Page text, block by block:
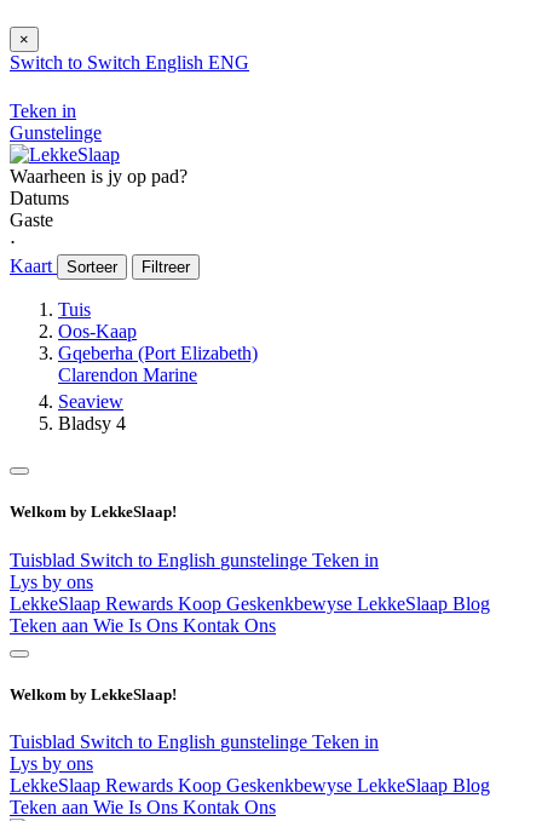
×
Switch to Switch English ENG
Teken in
Gunstelinge
Waarheen is jy op pad?
Datums
Gaste
⋅
Kaart
Sorteer Filtreer
Tuis
Oos-Kaap
Gqeberha (Port Elizabeth)
Clarendon Marine
Seaview
Bladsy 4
Welkom by LekkeSlaap!
Tuisblad Switch to English gunstelinge Teken in
Lys by ons
LekkeSlaap Rewards Koop Geskenkbewyse LekkeSlaap Blog
Teken aan Wie Is Ons Kontak Ons
Welkom by LekkeSlaap!
Tuisblad Switch to English gunstelinge Teken in
Lys by ons
LekkeSlaap Rewards Koop Geskenkbewyse LekkeSlaap Blog
Teken aan Wie Is Ons Kontak Ons